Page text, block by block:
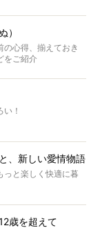
）
の心得、揃えておき
をご紹介
！
、新しい愛情物語
っと楽しく快適に暮
歳を超えて